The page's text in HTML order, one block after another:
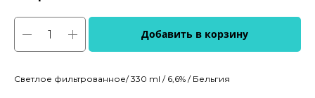
Добавить в корзину
Светлое фильтрованное/ 330 ml / 6,6% / Бельгия